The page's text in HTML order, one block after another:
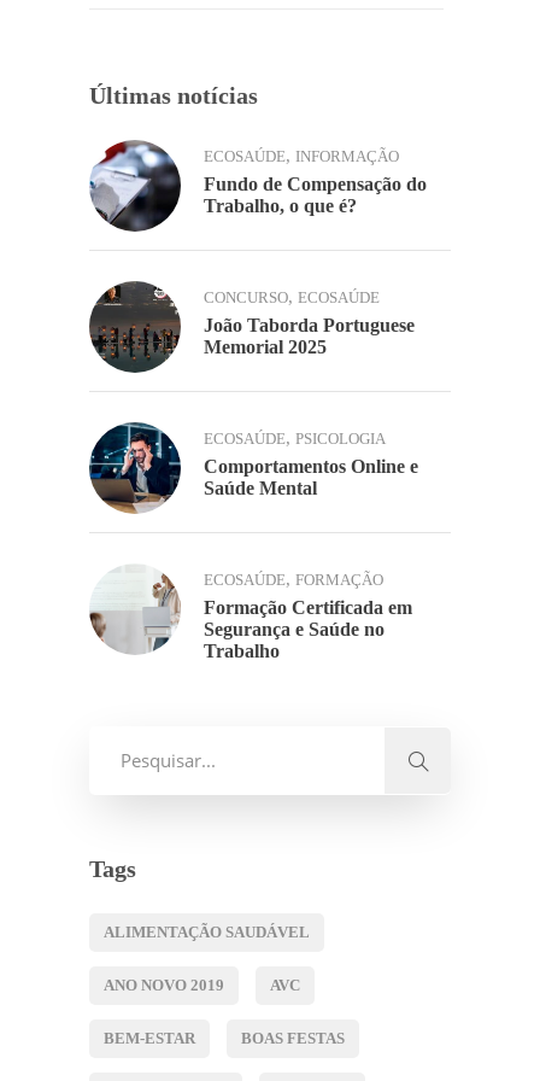
Últimas notícias
ECOSAÚDE, INFORMAÇÃO
Fundo de Compensação do
Trabalho, o que é?
CONCURSO, ECOSAÚDE
João Taborda Portuguese
Memorial 2025
ECOSAÚDE, PSICOLOGIA
Comportamentos Online e
Saúde Mental
ECOSAÚDE, FORMAÇÃO
Formação Certificada em
Segurança e Saúde no
Trabalho
Tags
ALIMENTAÇÃO SAUDÁVEL
ANO NOVO 2019 AVC
BEM-ESTAR BOAS FESTAS